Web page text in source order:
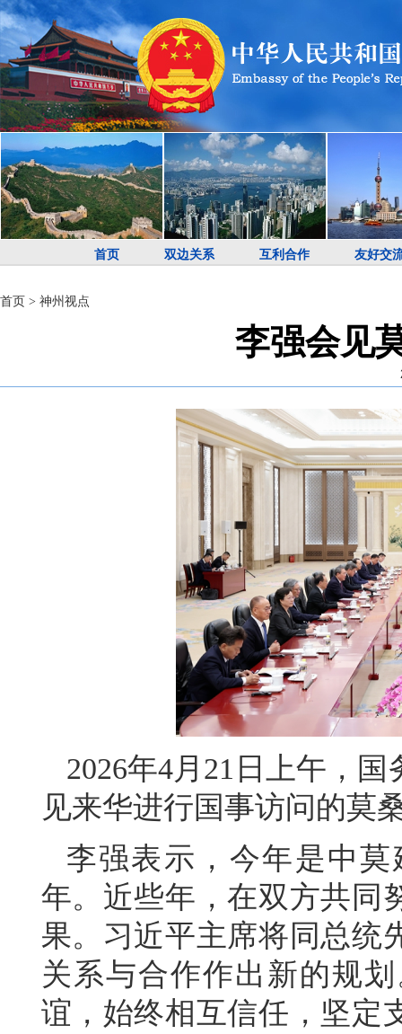
首页 双边关系 互利合作 友好交
首页 > 神州视点
李强会见
2026年4月21日上午，
见来华进行国事访问的莫
李强表示，今年是中
年。近些年，在双方共同
果。习近平主席将同总统
关系与合作作出新的规
谊，始终相互信任，坚定